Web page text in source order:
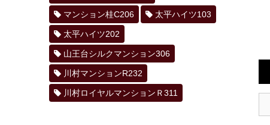
マンション桂C206 太平ハイツ103
太平ハイツ202
山王台シルクマンション306
川村マンションR232
川村ロイヤルマンションＲ311